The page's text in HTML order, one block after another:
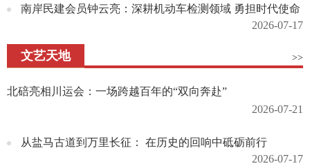
南岸民建会员钟云亮：深耕机动车检测领域 勇担时代使命
2026-07-17
文艺天地 >>
北碚亮相川运会：一场跨越百年的“双向奔赴”
2026-07-21
从盐马古道到万里长征： 在历史的回响中砥砺前行
2026-07-17